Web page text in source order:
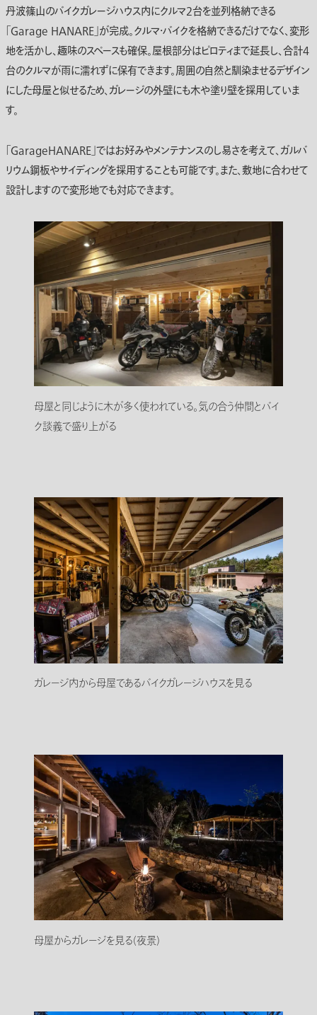
丹波篠山のバイクガレージハウス内にクルマ2台を並列格納できる
「Garage HANARE」が完成。クルマ・バイクを格納できるだけでなく、変形
地を活かし、趣味のスペースも確保。屋根部分はピロティまで延長し、合計4
台のクルマが雨に濡れずに保有できます。周囲の自然と馴染ませるデザイン
にした母屋と似せるため、ガレージの外壁にも木や塗り壁を採用していま
す。
「GarageHANARE」ではお好みやメンテナンスのし易さを考えて、ガルバ
リウム鋼板やサイディングを採用することも可能です。また、敷地に合わせて
設計しますので変形地でも対応できます。
母屋と同じように木が多く使われている。気の合う仲間とバイ
ク談義で盛り上がる
ガレージ内から母屋であるバイクガレージハウスを見る
母屋からガレージを見る(夜景)